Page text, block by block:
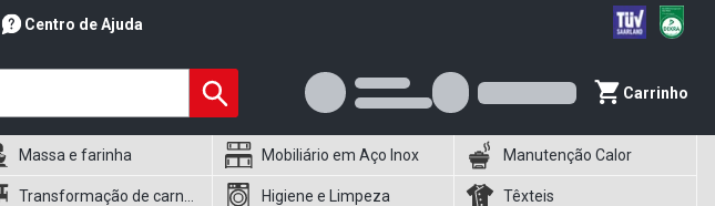
Centro de Ajuda
Carrinho
Massa e farinha Mobiliário em Aço Inox Manutenção Calor
Higiene e Limpeza Têxteis